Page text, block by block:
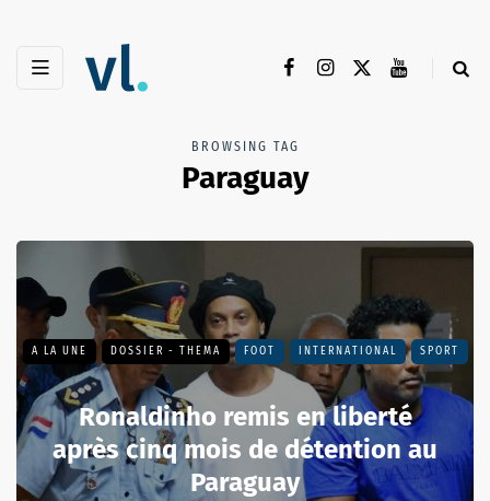
BROWSING TAG
Paraguay
A LA UNE DOSSIER - THEMA FOOT INTERNATIONAL SPORT
Ronaldinho remis en liberté
après cinq mois de détention au
Paraguay